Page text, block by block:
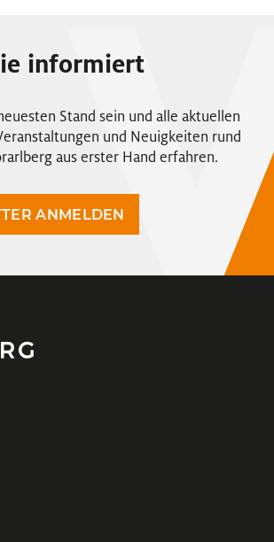
informiert
Stand sein und alle aktuellen
und Neuigkeiten rund
aus erster Hand erfahren.
ANMELDEN